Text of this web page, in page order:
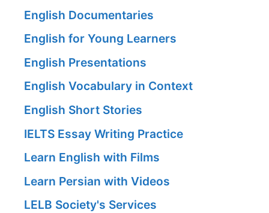
English Documentaries
English for Young Learners
English Presentations
English Vocabulary in Context
English Short Stories
IELTS Essay Writing Practice
Learn English with Films
Learn Persian with Videos
LELB Society's Services